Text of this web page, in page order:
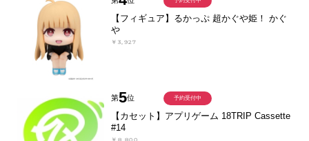
【フィギュア】るかっぷ 超かぐや姫！ かぐ
や
￥3,927
第5位
【カセット】アプリゲーム 18TRIP Cassette
#14
予約受付中